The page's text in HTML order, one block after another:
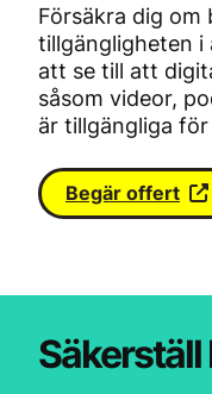
Försäkra dig om
tillgängligheten i
att se till att
såsom videor,
är tillgängliga för
Begär offert